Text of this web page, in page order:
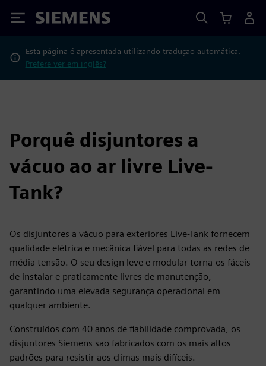
Siemens
Esta página é apresentada utilizando tradução automática.
Prefere ver em inglês?
Porquê disjuntores a
vácuo ao ar livre Live-
Tank?
Os disjuntores a vácuo para exteriores Live-Tank fornecem
qualidade elétrica e mecânica fiável para todas as redes de
média tensão. O seu design leve e modular torna-os fáceis
de instalar e praticamente livres de manutenção,
garantindo uma elevada segurança operacional em
qualquer ambiente.
Construídos com 40 anos de fiabilidade comprovada, os
disjuntores Siemens são fabricados com os mais altos
padrões para resistir aos climas mais difíceis.